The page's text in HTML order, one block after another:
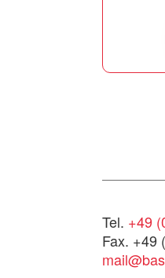
Tel. +49
Fax. +49